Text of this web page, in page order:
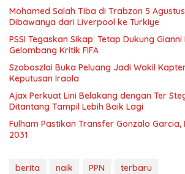
Mohamed Salah Tiba di Trabzon 5
Dibawanya dari Liverpool ke Turkiye
PSSI Tegaskan Sikap: Tetap Dukung
Gelombang Kritik FIFA
Szoboszlai Buka Peluang Jadi Wakil
Keputusan Iraola
Ajax Perkuat Lini Belakang dengan Ter
Ditantang Tampil Lebih Baik Lagi
Fulham Pastikan Transfer Gonzalo
2031
berita naik PPN terbaru